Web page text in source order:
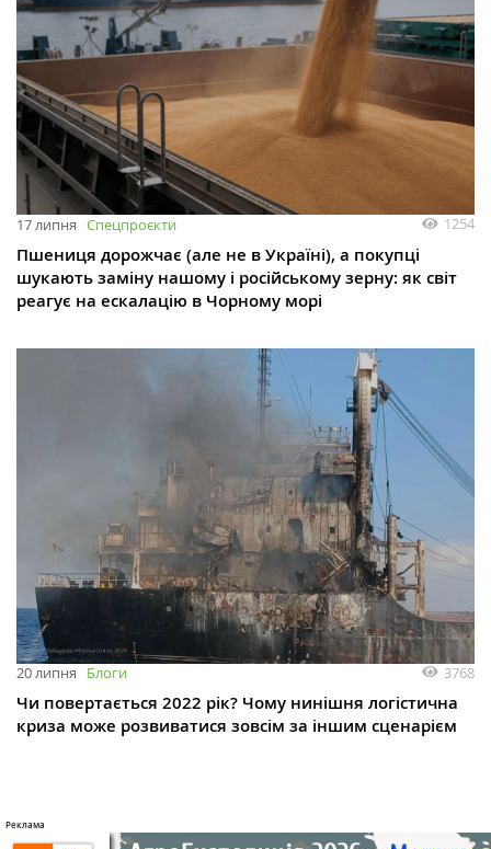
17 липня Спецпроєкти 1254
Пшениця дорожчає (але не в Україні), а покупці
шукають заміну нашому і російському зерну: як світ
реагує на ескалацію в Чорному морі
20 липня Блоги 3768
Чи повертається 2022 рік? Чому нинішня логістична
криза може розвиватися зовсім за іншим сценарієм